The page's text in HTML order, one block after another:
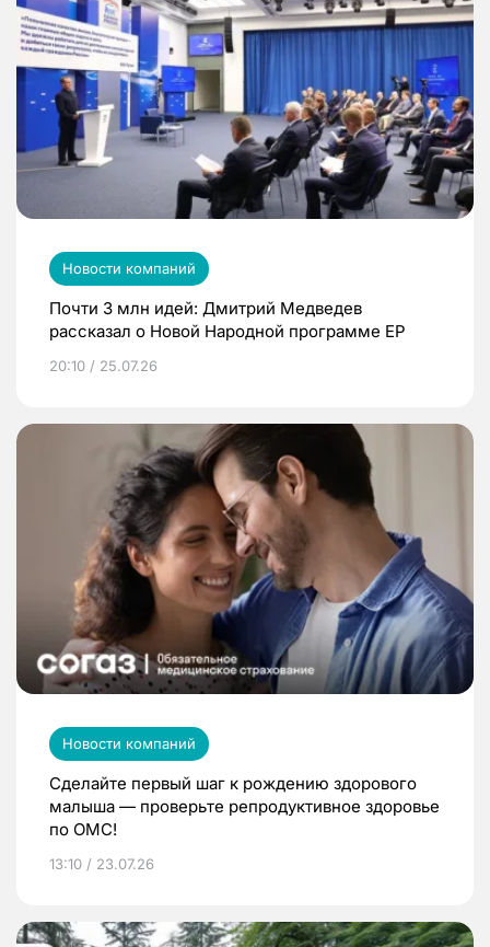
Новости компаний
Почти 3 млн идей: Дмитрий Медведев
рассказал о Новой Народной программе ЕР
20:10 / 25.07.26
Новости компаний
Сделайте первый шаг к рождению здорового
малыша — проверьте репродуктивное здоровье
по ОМС!
13:10 / 23.07.26